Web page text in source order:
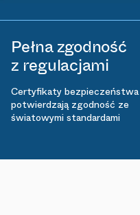
Pełna zgodność
z regulacjami
Certyfikaty bezpieczeństwa
potwierdzają zgodność ze
światowymi standardami